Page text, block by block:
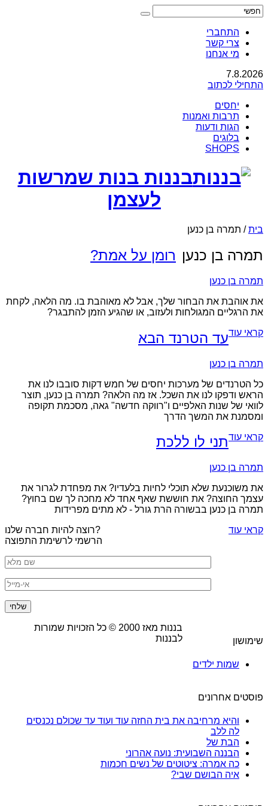
התחברי
צרי קשר
מי אנחנו
7.8.2026
התחילי לכתוב
יחסים
תרבות ואמנות
הגות ודעות
בלוגים
SHOPS
בננות בנות שמרשות
לעצמן
בית/ תמרה בן כנען
תמרה בן כנען רומן על אמת?
תמרה בן כנען
את אוהבת את הבחור שלך, אבל לא מאוהבת בו. מה הלאה, לקחת
את הרגליים המגולחות ולעזוב, או שהגיע הזמן להתבגר?
קראי עודעד הטרנד הבא
תמרה בן כנען
כל הטרנדים של מערכות יחסים של חמש דקות סובבו לנו את
הראש ודפקו לנו את השכל. אז מה הלאה? תמרה בן כנען, תוצר
לוואי של שנות האלפיים ו"רווקה חדשה" גאה, מסכמת תקופה
ומסמנת את המשך הדרך
קראי עודתני לו ללכת
תמרה בן כנען
את משוכנעת שלא תוכלי לחיות בלעדיו? את מפחדת לגרור את
עצמך החוצה? את חוששת שאף אחד לא מחכה לך שם בחוץ?
תמרה בן כנען בבשורה הרת גורל - לא מתים מפרידות
קראי עוד
רוצה להיות חברה שלנו?
הרשמי לרשימת התפוצה
שימושון
שמות ילדים
פוסטים אחרונים
והיא מרחיבה את בית החזה עוד ועוד עד שכולם נכנסים
לה ללב
הבת של
הבננה השבועית: נועה אהרוני
כה אמרה: ציטוטים של נשים חכמות
איה הבושם שבי?
בננות מאז2000 © כל הזכויות שמורות
לבננות